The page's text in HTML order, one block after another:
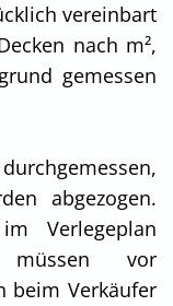
vereinbart
nach m²,
gemessen
abgezogen.
Verlegeplan
müssen vor
beim Verkäufer